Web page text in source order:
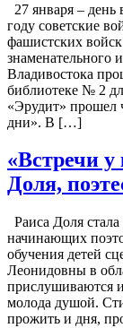
27 января –
году советские
фашистских
знаменательного
Владивостока
библиотеке № 2
«Эрудит» прошел
дни». В […]
«Встречи
Доля,
Раиса Доля
начинающих
обучения детей
Леонидовны в
прислушиваются
молода душой.
прожить и дня,